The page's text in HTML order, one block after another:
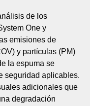
de los
One y
emisiones de
y partículas (PM)
la espuma se
seguridad aplicables.
adicionales que
degradación